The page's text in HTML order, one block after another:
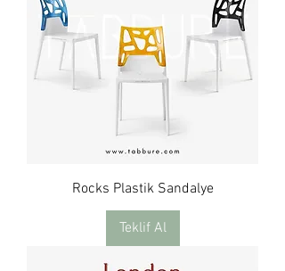
Rocks Plastik Sandalye
Teklif Al